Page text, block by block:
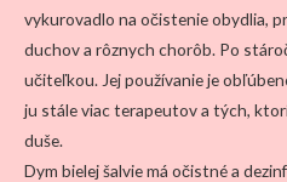
vykurovadlo na očistenie obydlia,
duchov a rôznych chorôb. Po
učiteľkou. Jej používanie je
ju stále viac terapeutov a tých,
duše.
Dym bielej šalvie má očistné a